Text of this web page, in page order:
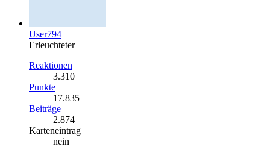
User794
Erleuchteter
Reaktionen
3.310
Punkte
17.835
Beiträge
2.874
Karteneintrag
nein